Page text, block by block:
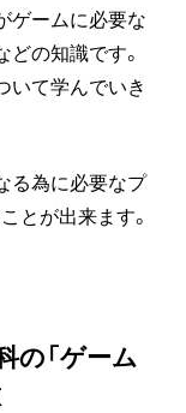
ゲームに必要な
の知識です。
いて学んでいき
る為に必要なプ
とが出来ます。
の「ゲーム